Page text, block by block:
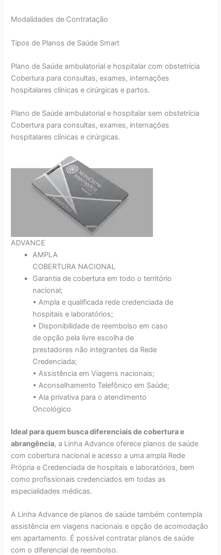
Modalidades de Contratação
Tipos de Planos de Saúde Smart
Plano de Saúde ambulatorial e hospitalar com obstetrícia
Cobertura para consultas, exames, internações
hospitalares clínicas e cirúrgicas e partos.
Plano de Saúde ambulatorial e hospitalar sem obstetrícia
Cobertura para consultas, exames, internações
hospitalares clínicas e cirúrgicas.
ADVANCE
AMPLA
COBERTURA NACIONAL
Garantia de cobertura em todo o território
nacional;
• Ampla e qualificada rede credenciada de
hospitais e laboratórios;
• Disponibilidade de reembolso em caso
de opção pela livre escolha de
prestadores não integrantes da Rede
Credenciada;
• Assistência em Viagens nacionais;
• Aconselhamento Telefônico em Saúde;
• Ala privativa para o atendimento
Oncológico
Ideal para quem busca diferenciais de cobertura e
abrangência, a Linha Advance oferece planos de saúde
com cobertura nacional e acesso a uma ampla Rede
Própria e Credenciada de hospitais e laboratórios, bem
como profissionais credenciados em todas as
especialidades médicas.
A Linha Advance de planos de saúde também contempla
assistência em viagens nacionais e opção de acomodação
em apartamento. É possível contratar planos de saúde
com o diferencial de reembolso.